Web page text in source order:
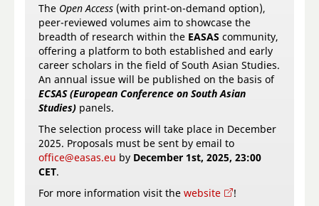
The Open Access (with print-on-demand option),
peer-reviewed volumes aim to showcase the
breadth of research within the EASAS community,
offering a platform to both established and early
career scholars in the field of South Asian Studies.
An annual issue will be published on the basis of
ECSAS (European Conference on South Asian
Studies) panels.
The selection process will take place in December
2025. Proposals must be sent by email to
office@easas.eu by December 1st, 2025, 23:00
CET.
For more information visit the website
!